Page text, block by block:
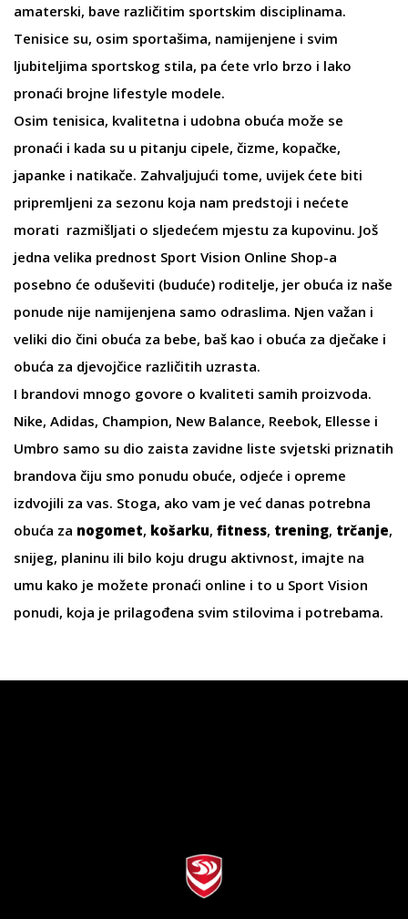
amaterski, bave različitim sportskim disciplinama.
Tenisice su, osim sportašima, namijenjene i svim
ljubiteljima sportskog stila, pa ćete vrlo brzo i lako
pronaći brojne lifestyle modele.
Osim tenisica, kvalitetna i udobna obuća može se
pronaći i kada su u pitanju cipele, čizme, kopačke,
japanke i natikače. Zahvaljujući tome, uvijek ćete biti
pripremljeni za sezonu koja nam predstoji i nećete
morati razmišljati o sljedećem mjestu za kupovinu. Još
jedna velika prednost Sport Vision Online Shop-a
posebno će oduševiti (buduće) roditelje, jer obuća iz naše
ponude nije namijenjena samo odraslima. Njen važan i
veliki dio čini obuća za bebe, baš kao i obuća za dječake i
obuća za djevojčice različitih uzrasta.
I brandovi mnogo govore o kvaliteti samih proizvoda.
Nike, Adidas, Champion, New Balance, Reebok, Ellesse i
Umbro samo su dio zaista zavidne liste svjetski priznatih
brandova čiju smo ponudu obuće, odjeće i opreme
izdvojili za vas. Stoga, ako vam je već danas potrebna
obuća za nogomet, košarku, fitness, trening, trčanje,
snijeg, planinu ili bilo koju drugu aktivnost, imajte na
umu kako je možete pronaći online i to u Sport Vision
ponudi, koja je prilagođena svim stilovima i potrebama.